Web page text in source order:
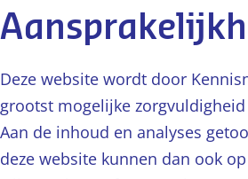
Deze website wordt door
grootst mogelijke
Aan de inhoud en analyses
deze website kunnen dan ook